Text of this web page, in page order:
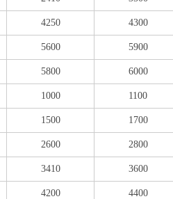
4250 4300
5600 5900
5800 6000
1000 1100
1500 1700
2600 2800
3410 3600
4200 4400